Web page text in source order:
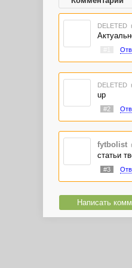
DELETED
DELETED
up
#2
fytbolist
статьи
#3
Написать